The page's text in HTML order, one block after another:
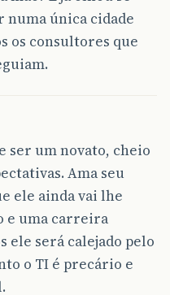
numa única cidade
os consultores que
ser um novato, cheio
Ama seu
ele ainda vai lhe
uma carreira
ele será calejado pelo
o TI é precário e